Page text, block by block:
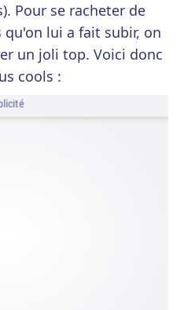
Pour se racheter de
lui a fait subir, on
un joli top. Voici donc
cools :